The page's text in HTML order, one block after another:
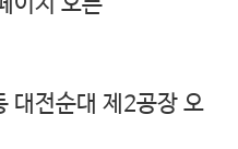
대전순대 제2공장 오